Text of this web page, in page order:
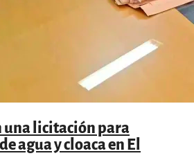
una licitación para
agua y cloaca en El